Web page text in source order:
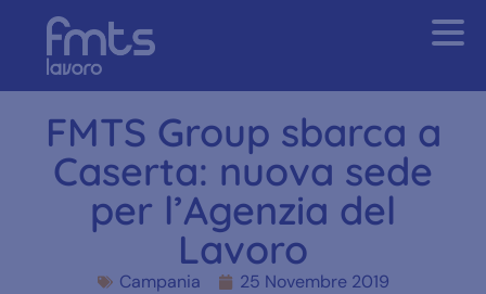
FMTS Group sbarca a
Caserta: nuova sede
per l’Agenzia del
Lavoro
Campania 25 Novembre 2019